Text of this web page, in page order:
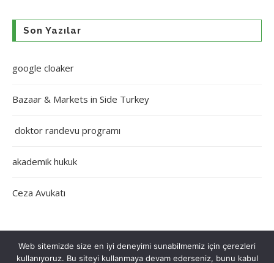
Son Yazılar
google cloaker
Bazaar & Markets in Side Turkey
doktor randevu programı
akademik hukuk
Ceza Avukatı
Web sitemizde size en iyi deneyimi sunabilmemiz için çerezleri
kullanıyoruz. Bu siteyi kullanmaya devam ederseniz, bunu kabul